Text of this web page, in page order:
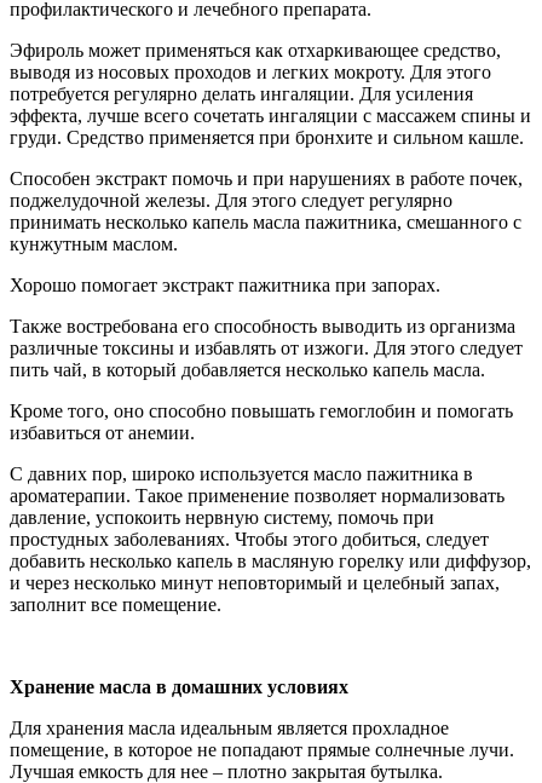
профилактического и лечебного препарата.
Эфироль может применяться как отхаркивающее средство,
выводя из носовых проходов и легких мокроту. Для этого
потребуется регулярно делать ингаляции. Для усиления
эффекта, лучше всего сочетать ингаляции с массажем спины и
груди. Средство применяется при бронхите и сильном кашле.
Способен экстракт помочь и при нарушениях в работе почек,
поджелудочной железы. Для этого следует регулярно
принимать несколько капель масла пажитника, смешанного с
кунжутным маслом.
Хорошо помогает экстракт пажитника при запорах.
Также востребована его способность выводить из организма
различные токсины и избавлять от изжоги. Для этого следует
пить чай, в который добавляется несколько капель масла.
Кроме того, оно способно повышать гемоглобин и помогать
избавиться от анемии.
С давних пор, широко используется масло пажитника в
ароматерапии. Такое применение позволяет нормализовать
давление, успокоить нервную систему, помочь при
простудных заболеваниях. Чтобы этого добиться, следует
добавить несколько капель в масляную горелку или диффузор,
и через несколько минут неповторимый и целебный запах,
заполнит все помещение.
Хранение масла в домашних условиях
Для хранения масла идеальным является прохладное
помещение, в которое не попадают прямые солнечные лучи.
Лучшая емкость для нее – плотно закрытая бутылка.